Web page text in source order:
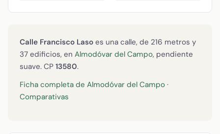
Calle Francisco Laso es una calle, de 216 metros y
37 edificios, en Almodóvar del Campo, pendiente
suave. CP 13580.
Ficha completa de Almodóvar del Campo ·
Comparativas